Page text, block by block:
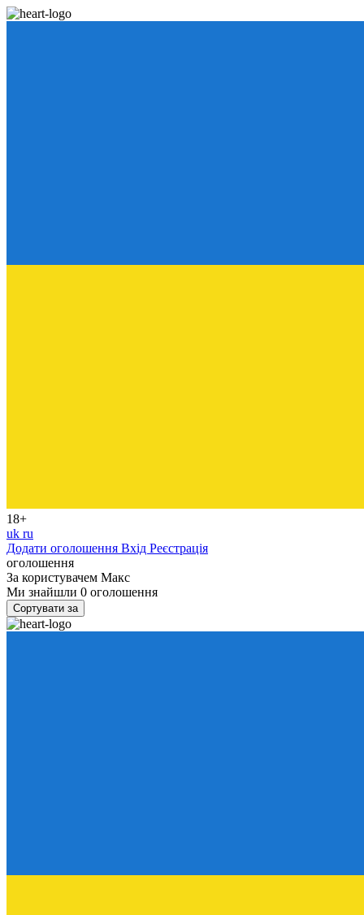
18+
uk ru
Додати оголошення Вхід Реєстрація
оголошення
За користувачем Макс
Ми знайшли 0 оголошення
Сортувати за